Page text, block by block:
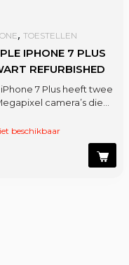
, TOESTELLEN
IPHONE 7 PLUS
REFURBISHED
7 Plus heeft twee
camera’s die…
beschikbaar